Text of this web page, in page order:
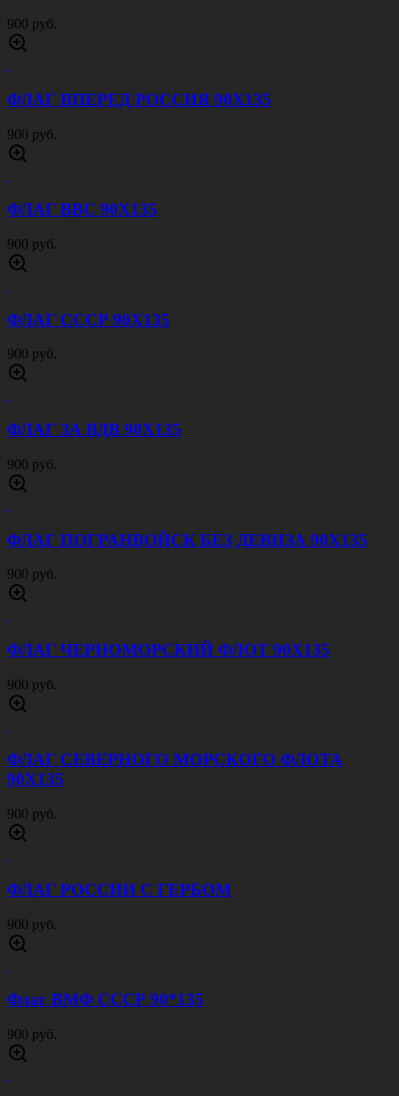
900 руб.
ФЛАГ ВПЕРЕД РОССИЯ 90Х135
900 руб.
ФЛАГ ВВС 90Х135
900 руб.
ФЛАГ СССР 90Х135
900 руб.
ФЛАГ ЗА ВДВ 90Х135
900 руб.
ФЛАГ ПОГРАНВОЙСК БЕЗ ДЕВИЗА 90Х135
900 руб.
ФЛАГ ЧЕРНОМОРСКИЙ ФЛОТ 90Х135
900 руб.
ФЛАГ СЕВЕРНОГО МОРСКОГО ФЛОТА
90Х135
900 руб.
ФЛАГ РОССИИ С ГЕРБОМ
900 руб.
Флаг ВМФ СССР 90*135
900 руб.